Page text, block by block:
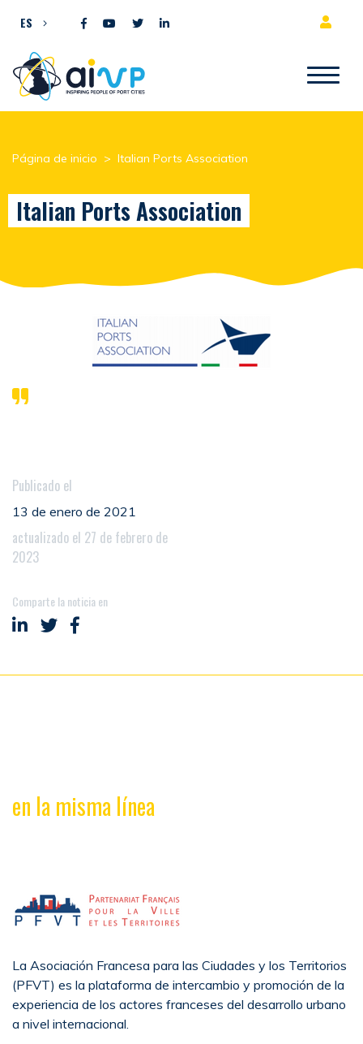
ES
Página de inicio > Italian Ports Association
Italian Ports Association
Publicado el
13 de enero de 2021
actualizado el 27 de febrero de
2023
Comparte la noticia en
Compartir en LinkedIn
Compartir en Twitter
Compartir en Facebook
en la misma línea
La Asociación Francesa para las Ciudades y los Territorios
(PFVT) es la plataforma de intercambio y promoción de la
experiencia de los actores franceses del desarrollo urbano
a nivel internacional.